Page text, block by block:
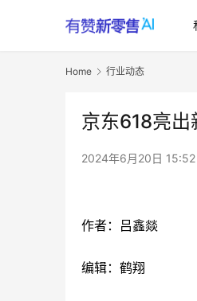
Home 行业动态
京东618亮出
2024年6月20日 15:52
作者：吕鑫燚
编辑：鹤翔